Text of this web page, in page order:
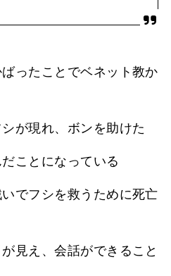
ったことでベネット教か
が現れ、ボンを助けた
ことになっている
でフシを救うために死亡
見え、会話ができること